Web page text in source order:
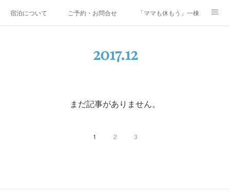
宿泊について ご予約・お問合せ 「ママも休もう」一棟貸しファ
上野尻集落のご案内
2017.12
まだ記事がありません。
1 2 3